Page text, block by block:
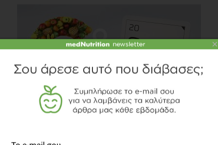
Η σημασία του ασβεστίου και της βιταμίνης D στο
×